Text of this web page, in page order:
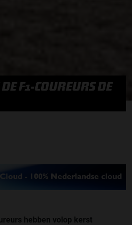
F1-COUREURS DE
hebben volop kerst